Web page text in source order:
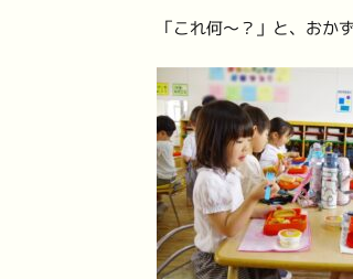
「これ何～？」と、おか